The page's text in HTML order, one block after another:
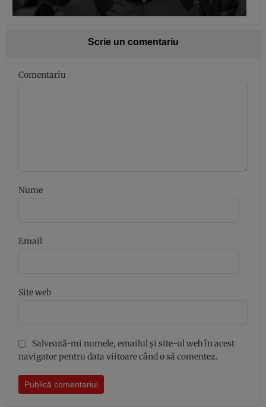
Scrie un comentariu
Comentariu
Nume
Email
Site web
Salvează-mi numele, emailul și site-ul web în acest
navigator pentru data viitoare când o să comentez.